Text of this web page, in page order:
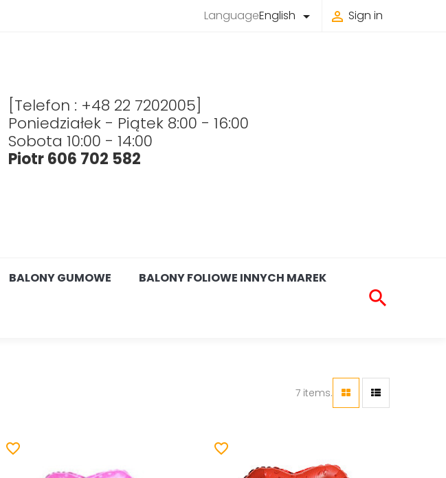
LanguageEnglish   Sign in
[Telefon : +48 22 7202005]
Poniedziałek - Piątek 8:00 - 16:00
Sobota 10:00 - 14:00
Piotr 606 702 582
BALONY GUMOWE BALONY FOLIOWE INNYCH MAREK

7 items.
favorite_border favorite_border